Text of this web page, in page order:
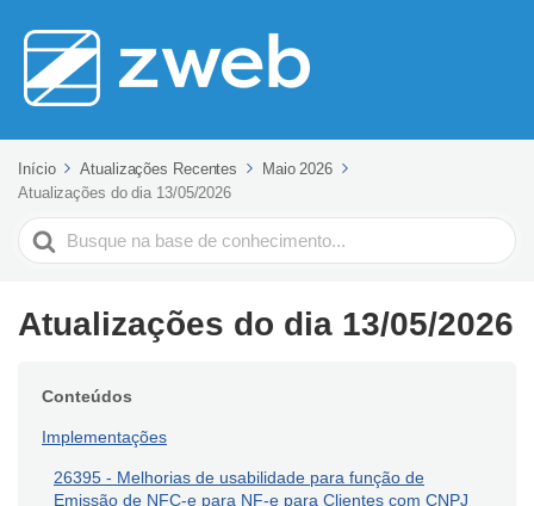
Início Atualizações Recentes
Maio 2026
Atualizações do dia 13/05/2026
Pesquisar
Atualizações do dia 13/05/2026
Conteúdos
Implementações
26395 - Melhorias de usabilidade para função de
Emissão de NFC-e para NF-e para Clientes com CNPJ